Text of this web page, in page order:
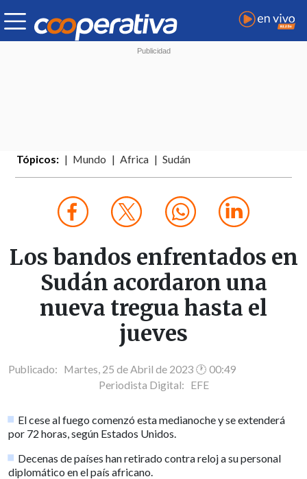
Tópicos: Mundo Africa Sudán
Los bandos enfrentados en
Sudán acordaron una
nueva tregua hasta el
jueves
Publicado: Martes, 25 de Abril de 2023 🕐 00:49
Periodista Digital: EFE
El cese al fuego comenzó esta medianoche y se extenderá
por 72 horas, según Estados Unidos.
Decenas de países han retirado contra reloj a su personal
diplomático en el país africano.